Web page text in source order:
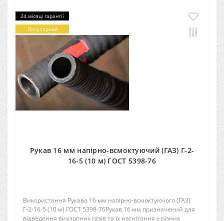
24 місяці гарантії
Популярний
Рукав 16 мм напірно-всмоктуючий (ГАЗ) Г-2-
16-5 (10 м) ГОСТ 5398-76
Використання Рукава 16 мм напірно-всмоктуючого (ГАЗ)
Г-2-16-5 (10 м) ГОСТ 5398-76Рукав 16 мм призначений для
відведення вихлопних газів та їх нагнітання у різних